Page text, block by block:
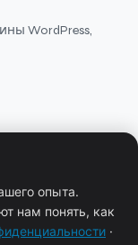
WordPress,
опыта.
нам понять, как
·